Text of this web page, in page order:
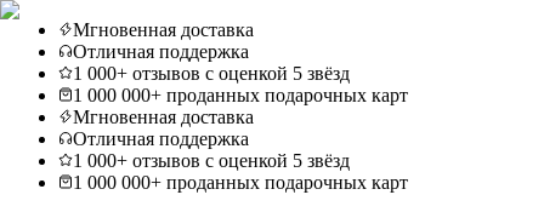
Мгновенная доставка
Отличная поддержка
1 000+ отзывов с оценкой 5 звёзд
1 000 000+ проданных подарочных карт
Мгновенная доставка
Отличная поддержка
1 000+ отзывов с оценкой 5 звёзд
1 000 000+ проданных подарочных карт